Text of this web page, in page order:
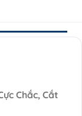
Chắc, Cắt